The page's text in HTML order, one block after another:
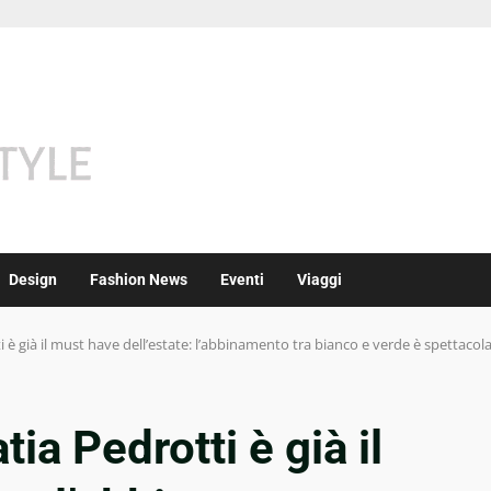
Design Fashion News Eventi Viaggi
è già il must have dell’estate: l’abbinamento tra bianco e verde è
Pedrotti è già il